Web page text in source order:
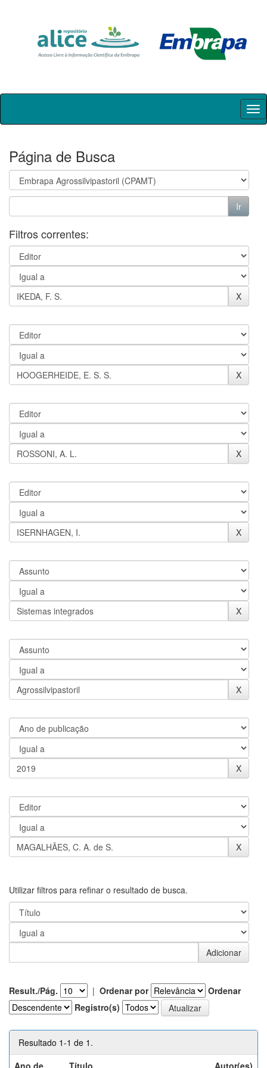
Skip
Página de Busca
Filtros correntes:
Utilizar filtros para refinar o resultado de busca.
Result./Pág. | Ordenar por
Ordenar
Registro(s)
Resultado 1-1 de 1.
Ano de
Título Autor(es)